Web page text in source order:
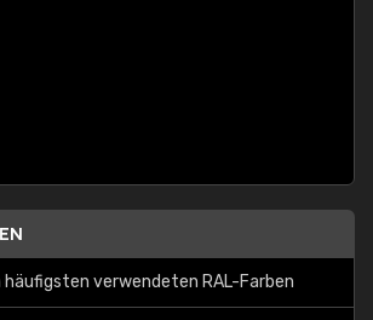
verwendeten RAL-Farben